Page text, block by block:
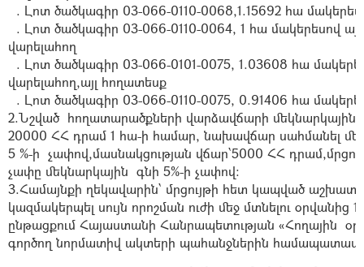
. Լոտ ծածկագիր 03-066-0110-0068,1.15692 հա
. Լոտ ծածկագիր 03-066-0110-0064, 1 հա մակերեսով
վարելահող
. Լոտ ծածկագիր 03-066-0101-0075, 1.03608 հա
վարելահող,այլ հողատեսք
. Լոտ ծածկագիր 03-066-0110-0075, 0.91406 հա
2.Նշված հողատարածքների վարձավճարի մեկնարկային
20000 ՀՀ դրամ 1 հա-ի համար, նախավճար սահմանել
5 %-ի չափով,մասնակցության վճար՝5000 ՀՀ
չափը մեկնարկային գնի 5%-ի չափով:
3.Համայնքի ղեկավարին՝ մրցույթի հետ կապված
կազմակերպել սույն որոշման ուժի մեջ մտնելու օրվանից
ընթացքում Հայաստանի Հանրապետության «Հողային
գործող նորմատիվ ակտերի պահանջներին